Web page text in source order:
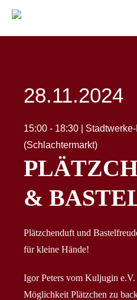
28.11.2024
15:00 - 18:30 |
(Schlachtermarkt)
&
Plätzchenduft und
für kleine Hände!
Igor Peters vom Kuljugin
Möglichkeit Plätzchen zu